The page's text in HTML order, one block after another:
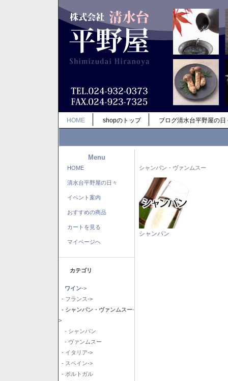
HOME shopのトップ ブログ清水台平野屋の日
Menu
HOME
清水台平野屋の日々
イベント案内
おすすめの商品
カートを見る
マイページへ
カテゴリ
ワイン->
- フランス->
- シャンパン・ヴァンムスー-
>
- シャンパン
- ヴァンムスー
- イタリア->
- スペイン->
- ポルトガル
シャンパン・ヴァンムスー
シャンパン